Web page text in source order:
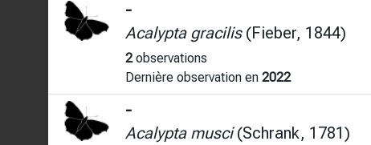
-
Acalypta gracilis(Fieber, 1844)
2observations
Dernière observation en 2022
-
Acalypta musci(Schrank, 1781)